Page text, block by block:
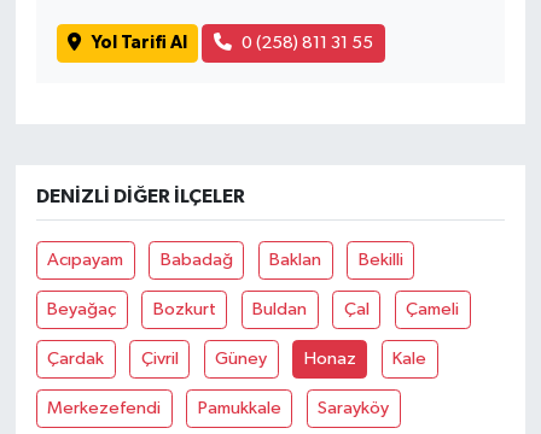
Yol Tarifi Al 0 (258) 811 31 55
DENIZLI DIĞER İLÇELER
Acıpayam Babadağ Baklan Bekilli
Beyağaç Bozkurt Buldan Çal Çameli
Çardak Çivril Güney Honaz Kale
Merkezefendi Pamukkale Sarayköy